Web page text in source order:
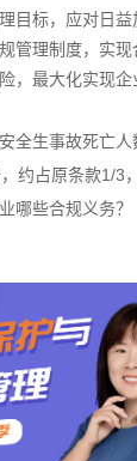
目标，应对日益
管理制度，实
，最大化实现
全生事故死亡
约占原条款1/3
哪些合规义务？